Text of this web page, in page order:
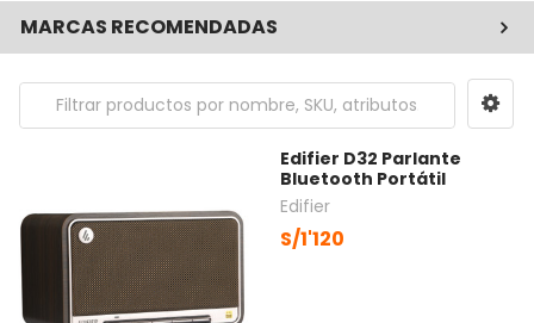
MARCAS RECOMENDADAS
Edifier D32 Parlante
Bluetooth Portátil
Edifier
S/1'120